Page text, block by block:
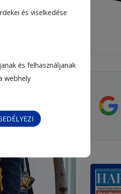
és viselkedése
és felhasználjanak
webhely